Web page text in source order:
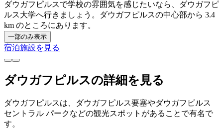
ダウガフピルスで学校の雰囲気を感じたいなら、ダウガフピ
ルス大学へ行きましょう。ダウガフピルスの中心部から 3.4
km のところにあります。
一部のみ表示
宿泊施設を見る
ダウガフピルスの詳細を見る
ダウガフピルスは、ダウガフピルス要塞やダウガフピルス
セントラル パークなどの観光スポットがあることで有名で
す。